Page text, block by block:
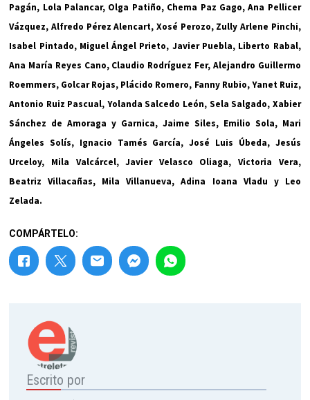
Pagán, Lola Palancar, Olga Patiño, Chema Paz Gago, Ana Pellicer
Vázquez, Alfredo Pérez Alencart, Xosé Perozo, Zully Arlene Pinchi,
Isabel Pintado, Miguel Ángel Prieto, Javier Puebla, Liberto Rabal,
Ana María Reyes Cano, Claudio Rodríguez Fer, Alejandro Guillermo
Roemmers, Golcar Rojas, Plácido Romero, Fanny Rubio, Yanet Ruiz,
Antonio Ruiz Pascual, Yolanda Salcedo León, Sela Salgado, Xabier
Sánchez de Amoraga y Garnica, Jaime Siles, Emilio Sola, Mari
Ángeles Solís, Ignacio Tamés García, José Luis Úbeda, Jesús
Urceloy, Mila Valcárcel, Javier Velasco Oliaga, Victoria Vera,
Beatriz Villacañas, Mila Villanueva, Adina Ioana Vladu y Leo
Zelada.
COMPÁRTELO:
Escrito por